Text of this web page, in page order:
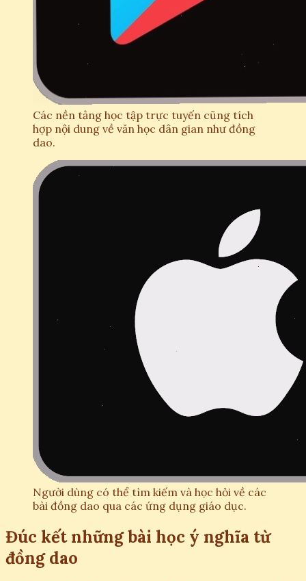
Các nền tảng học tập trực tuyến cũng tích
hợp nội dung về văn học dân gian như đồng
dao.
Người dùng có thể tìm kiếm và học hỏi về các
bài đồng dao qua các ứng dụng giáo dục.
Đúc kết những bài học ý nghĩa từ
đồng dao